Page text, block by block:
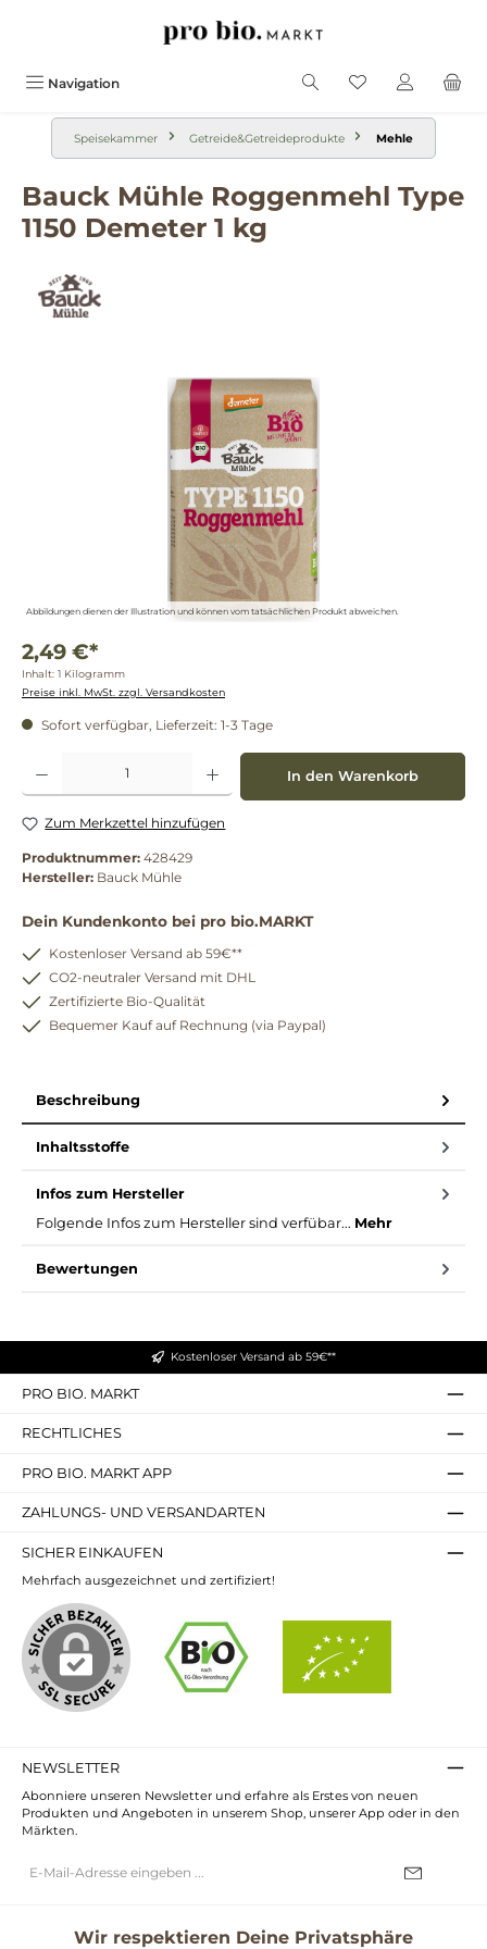
Navigation
Speisekammer Getreide&Getreideprodukte Mehle
Bauck Mühle Roggenmehl Type
1150 Demeter 1 kg
Bildergalerie überspringen
Abbildungen dienen der Illustration und können vom tatsächlichen Produkt abweichen.
2,49 €*
Inhalt: 1 Kilogramm
Preise inkl. MwSt. zzgl. Versandkosten
Sofort verfügbar, Lieferzeit: 1-3 Tage
Produkt Anzahl: Gib den gewünschten Wert ein oder benutze die Schaltflächen um
In den Warenkorb
Zum Merkzettel hinzufügen
Produktnummer: 428429
Hersteller: Bauck Mühle
Dein Kundenkonto bei pro bio.MARKT
Kostenloser Versand ab 59€**
CO2-neutraler Versand mit DHL
Zertifizierte Bio-Qualität
Bequemer Kauf auf Rechnung (via Paypal)
Beschreibung
Inhaltsstoffe
Infos zum Hersteller
Folgende Infos zum Hersteller sind verfübar... Mehr
Bewertungen
Kostenloser Versand ab 59€**
PRO BIO. MARKT
RECHTLICHES
PRO BIO. MARKT APP
ZAHLUNGS- UND VERSANDARTEN
SICHER EINKAUFEN
Mehrfach ausgezeichnet und zertifiziert!
NEWSLETTER
Abonniere unseren Newsletter und erfahre als Erstes von neuen
Produkten und Angeboten in unserem Shop, unserer App oder in den
Märkten.
Mail-
Wir respektieren Deine Privatsphäre